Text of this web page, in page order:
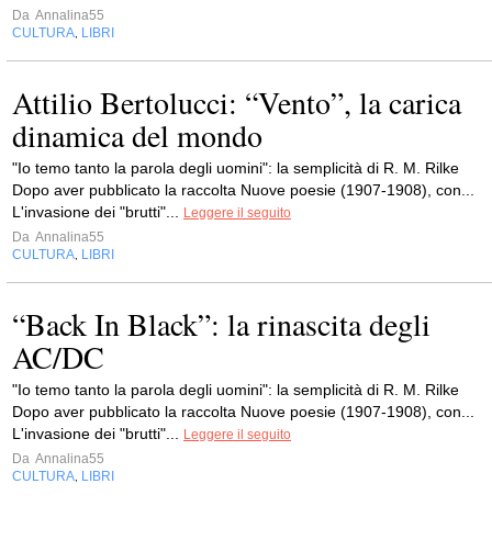
Da Annalina55
CULTURA LIBRI
Attilio Bertolucci: “Vento”, la carica
dinamica del mondo
"Io temo tanto la parola degli uomini": la semplicità di R. M. Rilke
Dopo aver pubblicato la raccolta Nuove poesie (1907-1908), con...
L'invasione dei "brutti"...
Leggere il seguito
Da Annalina55
CULTURA LIBRI
“Back In Black”: la rinascita degli
AC/DC
"Io temo tanto la parola degli uomini": la semplicità di R. M. Rilke
Dopo aver pubblicato la raccolta Nuove poesie (1907-1908), con...
L'invasione dei "brutti"...
Leggere il seguito
Da Annalina55
CULTURA LIBRI